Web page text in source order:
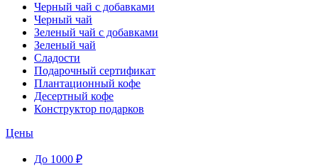
Черный чай с добавками
Черный чай
Зеленый чай с добавками
Зеленый чай
Сладости
Подарочный сертификат
Плантационный кофе
Десертный кофе
Конструктор подарков
Цены
До 1000 ₽